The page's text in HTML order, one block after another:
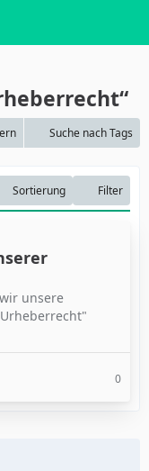
Suche nach Tags
Sortierung Filter
unsere
0